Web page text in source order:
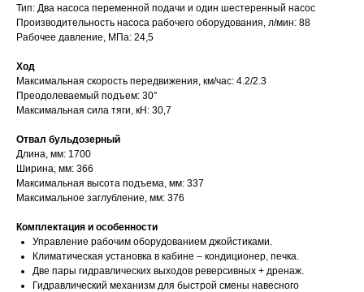
Тип: Два насоса переменной подачи и один шестеренный насос
Производительность насоса рабочего оборудования, л/мин: 88
Рабочее давление, МПа: 24,5
Ход
Максимальная скорость передвижения, км/час: 4.2/2.3
Преодолеваемый подъем: 30°
Максимальная сила тяги, кН: 30,7
Отвал бульдозерный
Длина, мм: 1700
Ширина, мм: 366
Максимальная высота подъема, мм: 337
Максимальное заглубление, мм: 376
Комплектация и особенности
Управление рабочим оборудованием джойстиками.
Климатическая установка в кабине – кондиционер, печка.
Две пары гидравлических выходов реверсивных + дренаж.
Гидравлический механизм для быстрой смены навесного
?
консультация?